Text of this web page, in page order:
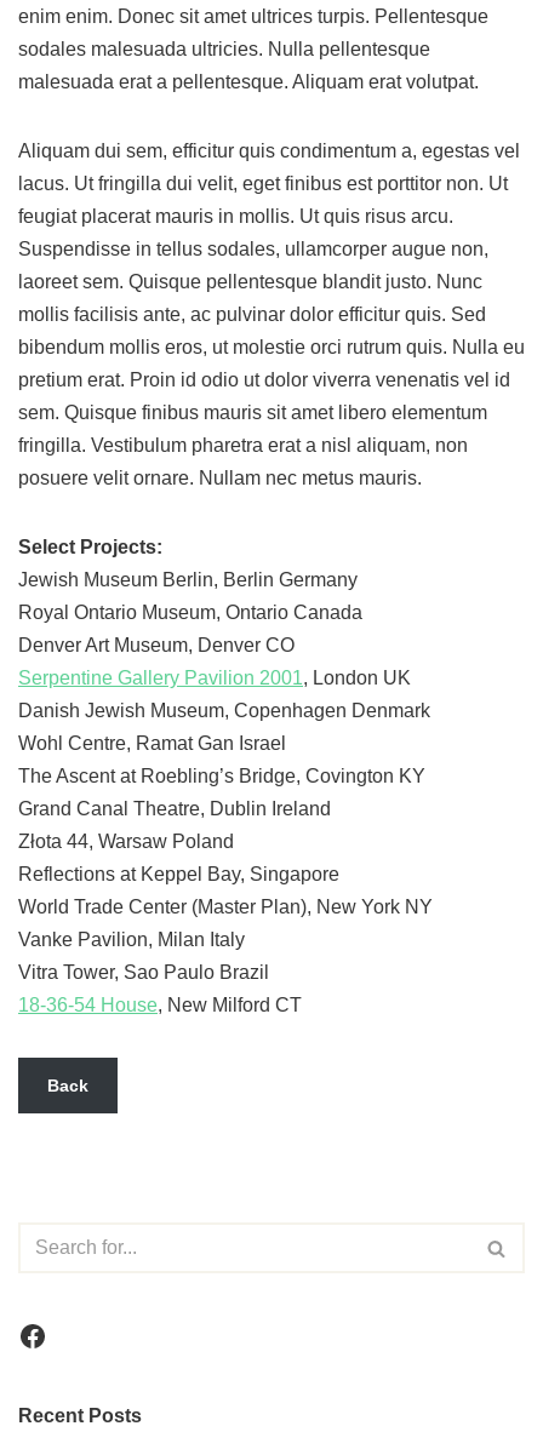
enim enim. Donec sit amet ultrices turpis. Pellentesque
sodales malesuada ultricies. Nulla pellentesque
malesuada erat a pellentesque. Aliquam erat volutpat.
Aliquam dui sem, efficitur quis condimentum a, egestas vel
lacus. Ut fringilla dui velit, eget finibus est porttitor non. Ut
feugiat placerat mauris in mollis. Ut quis risus arcu.
Suspendisse in tellus sodales, ullamcorper augue non,
laoreet sem. Quisque pellentesque blandit justo. Nunc
mollis facilisis ante, ac pulvinar dolor efficitur quis. Sed
bibendum mollis eros, ut molestie orci rutrum quis. Nulla eu
pretium erat. Proin id odio ut dolor viverra venenatis vel id
sem. Quisque finibus mauris sit amet libero elementum
fringilla. Vestibulum pharetra erat a nisl aliquam, non
posuere velit ornare. Nullam nec metus mauris.
Select Projects:
Jewish Museum Berlin, Berlin Germany
Royal Ontario Museum, Ontario Canada
Denver Art Museum, Denver CO
Serpentine Gallery Pavilion 2001, London UK
Danish Jewish Museum, Copenhagen Denmark
Wohl Centre, Ramat Gan Israel
The Ascent at Roebling’s Bridge, Covington KY
Grand Canal Theatre, Dublin Ireland
Złota 44, Warsaw Poland
Reflections at Keppel Bay, Singapore
World Trade Center (Master Plan), New York NY
Vanke Pavilion, Milan Italy
Vitra Tower, Sao Paulo Brazil
18-36-54 House, New Milford CT
Back
Recent Posts